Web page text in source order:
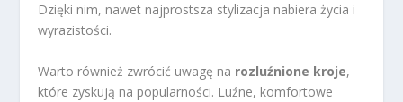
Dzięki nim, nawet najprostsza stylizacja nabiera życia i
wyrazistości.
Warto również zwrócić uwagę na rozluźnione kroje,
które zyskują na popularności. Luźne, komfortowe